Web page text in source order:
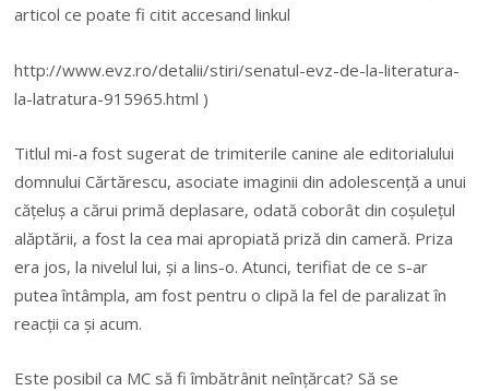
articol ce poate fi citit accesand linkul
http://www.evz.ro/detalii/stiri/senatul-evz-de-la-literatura-
la-latratura-915965.html )
Titlul mi-a fost sugerat de trimiterile canine ale editorialului
domnului Cărtărescu, asociate imaginii din adolescență a unui
cățeluș a cărui primă deplasare, odată coborât din coșulețul
alăptării, a fost la cea mai apropiată priză din cameră. Priza
era jos, la nivelul lui, și a lins-o. Atunci, terifiat de ce s-ar
putea întâmpla, am fost pentru o clipă la fel de paralizat în
reacții ca și acum.
Este posibil ca MC să fi îmbătrânit neînțărcat? Să se